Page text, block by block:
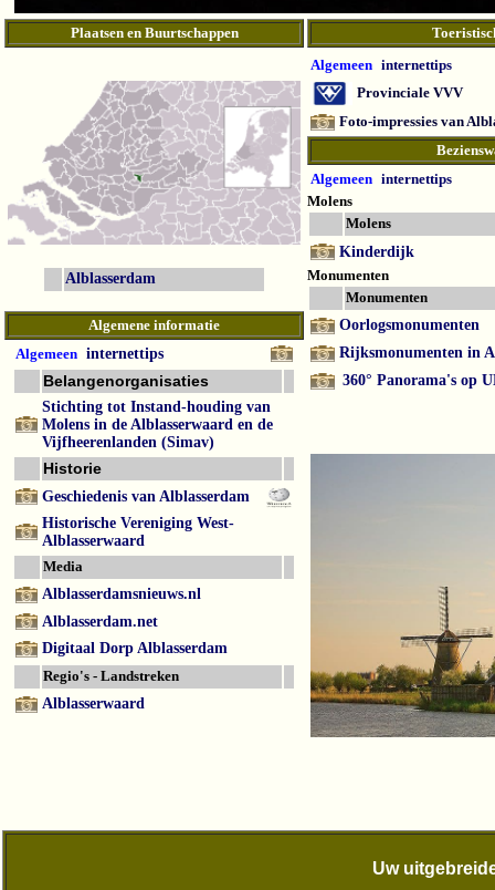
Plaatsen en Buurtschappen
Alblasserdam
Algemene informatie
Algemeen internettips
Belangenorganisaties
Stichting tot Instand-houding van
Molens in de Alblasserwaard en de
Vijfheerenlanden (Simav)
Historie
Geschiedenis van Alblasserdam
Historische Vereniging West-
Alblasserwaard
Media
Alblasserdamsnieuws.nl
Alblasserdam.net
Digitaal Dorp Alblasserdam
Regio's - Landstreken
Alblasserwaard
Algemeen internettips
Provinciale VVV
Foto-impressies van
Algemeen internettips
Molens
Molens
Kinderdijk
Monumenten
Monumenten
Oorlogsmonumenten
Rijksmonumenten in
360° Panorama's op
Uw